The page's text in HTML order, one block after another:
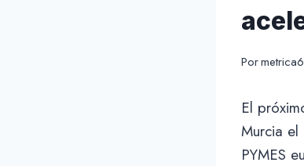
Por
El
Murcia
PYMES